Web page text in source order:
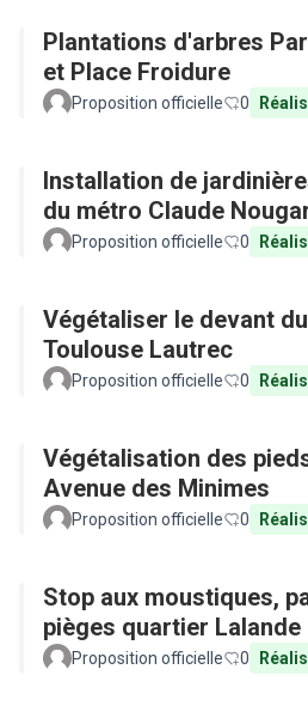
Plantations d'arbres
et Place Froidure
Proposition officielle 0
Installation de
du métro Claude
Proposition officielle 0
Végétaliser le devant
Toulouse Lautrec
Proposition officielle 0
Végétalisation des
Avenue des Minimes
Proposition officielle 0
Stop aux moustiques,
pièges quartier Lalande
Proposition officielle 0